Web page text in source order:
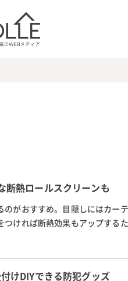
断熱ロールスクリーンも
がおすすめ。目隠しにはカー
ければ断熱効果もアップする
けDIYできる防犯グッズ